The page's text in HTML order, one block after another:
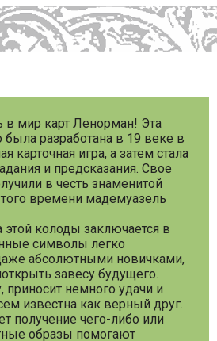
в мир карт Ленорман! Эта
была разработана в 19 веке в
карточная игра, а затем стала
и предсказания. Свое
в честь знаменитой
времени мадемуазель
этой колоды заключается в
символы легко
абсолютными новичками,
завесу будущего.
приносит немного удачи и
известна как верный друг.
получение чего-либо или
образы помогают